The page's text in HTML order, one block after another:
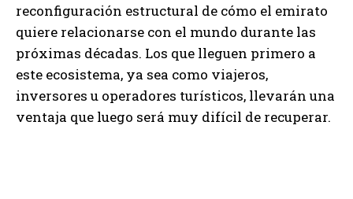
reconfiguración estructural de cómo el emirato
quiere relacionarse con el mundo durante las
próximas décadas. Los que lleguen primero a
este ecosistema, ya sea como viajeros,
inversores u operadores turísticos, llevarán una
ventaja que luego será muy difícil de recuperar.